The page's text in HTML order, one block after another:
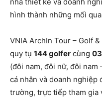
hình thành những mối
VNIA ArchIn Tour – Golf
quy tụ 144 golfer cùng
(đôi nam, đôi nữ, đôi nam
cá nhân và doanh nghiệp
trường, trực tiếp tham gia